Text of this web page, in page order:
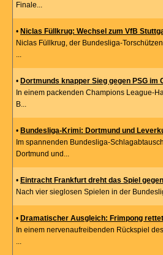
Finale...
• Niclas Füllkrug: Wechsel zum VfB
Niclas Füllkrug, der Bundesliga-
...
• Dortmunds knapper Sieg gegen PSG im
In einem packenden Champions League-
B...
• Bundesliga-Krimi: Dortmund und
Im spannenden Bundesliga-
Dortmund und...
• Eintracht Frankfurt dreht das Spiel
Nach vier sieglosen Spielen in der
• Dramatischer Ausgleich: Frimpong
In einem nervenaufreibenden Rückspiel
...